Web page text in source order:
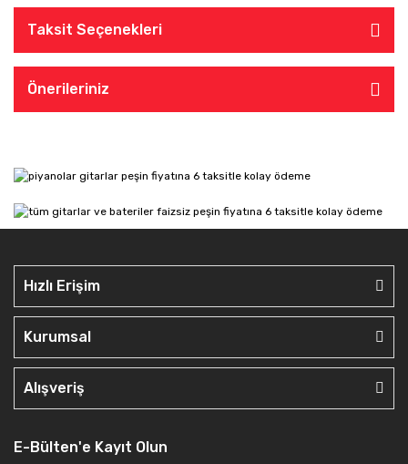
Taksit Seçenekleri
Önerileriniz
Hızlı Erişim
Kurumsal
Alışveriş
E-Bülten'e Kayıt Olun